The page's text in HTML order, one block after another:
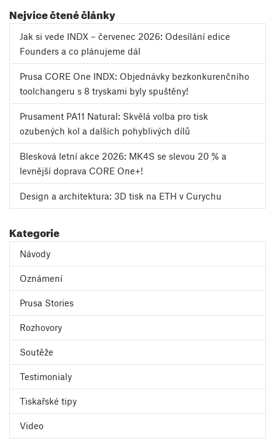
Nejvíce čtené články
Jak si vede INDX – červenec 2026: Odesílání edice
Founders a co plánujeme dál
Prusa CORE One INDX: Objednávky bezkonkurenčního
toolchangeru s 8 tryskami byly spuštěny!
Prusament PA11 Natural: Skvělá volba pro tisk
ozubených kol a dalších pohyblivých dílů
Blesková letní akce 2026: MK4S se slevou 20 % a
levnější doprava CORE One+!
Design a architektura: 3D tisk na ETH v Curychu
Kategorie
Návody
Oznámení
Prusa Stories
Rozhovory
Soutěže
Testimonialy
Tiskařské tipy
Video